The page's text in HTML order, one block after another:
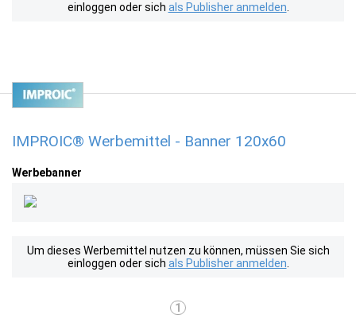
einloggen oder sich als Publisher anmelden
IMPROIC® Werbemittel - Banner 120x60
Werbebanner
Um dieses Werbemittel nutzen zu können, müssen Sie sich
einloggen oder sich als Publisher anmelden
1